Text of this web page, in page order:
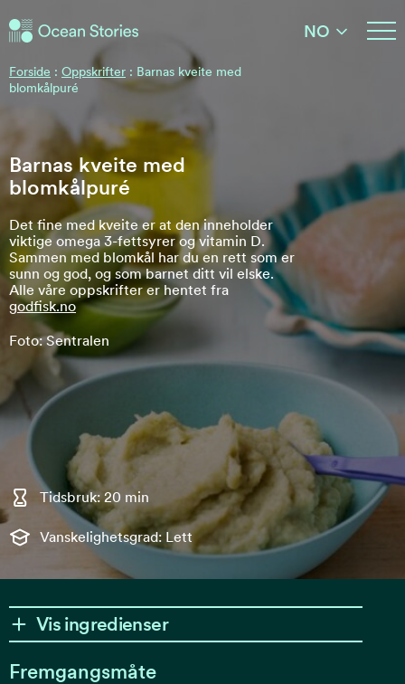
Ocean Stories
NO
Forside : Oppskrifter : Barnas kveite med
blomkålpuré
Barnas kveite med
blomkålpuré
Det fine med kveite er at den inneholder
viktige omega 3-fettsyrer og vitamin D.
Sammen med blomkål har du en rett som er
sunn og god, og som barnet ditt vil elske.
Alle våre oppskrifter er hentet fra
godfisk.no
Foto: Sentralen
Tidsbruk: 20 min
Vanskelighetsgrad: Lett
Vis ingredienser
Fremgangsmåte